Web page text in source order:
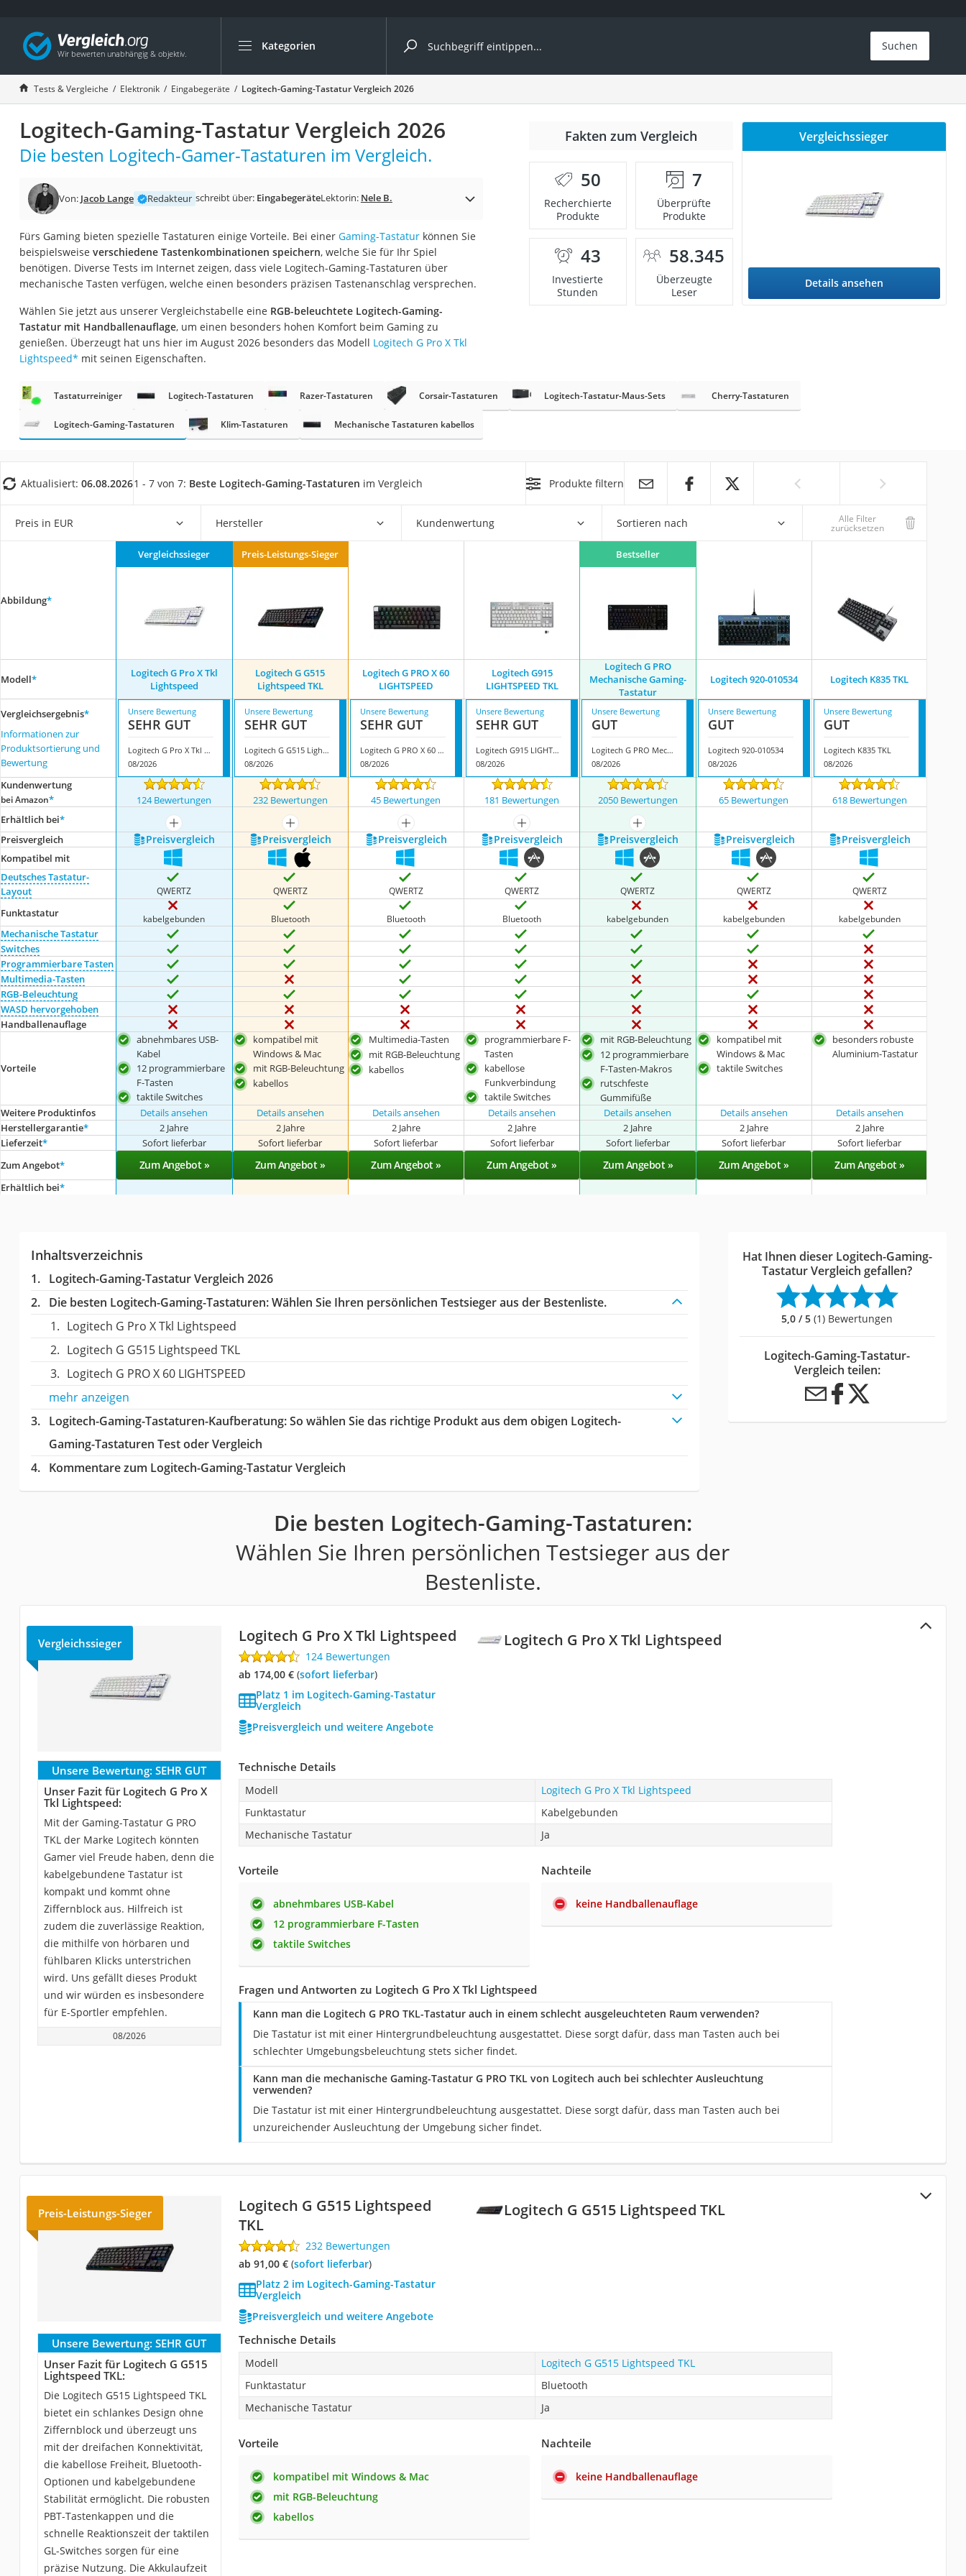
Kategorien
Die beliebtesten Vergleiche nach Kategorie
Elektronik
Powerstation
Monitor 32 Zoll 4K
Fernseher
Desktop-PC
Diascanner
Laser-Multifunktionsdrucker
Powerline-Adapter
Powerstation mit Solarpanel
Gaming-PC
Satellitenschüssel
Gaming-Headset
Ladekabel Typ 2 Schuko
Lichtwecker
Acer Aspire
Service
Suchen
Tests & Vergleiche Elektronik Eingabegeräte Logitech-Gaming-Tastatur Vergleich 2026
Logitech-Gaming-Tastatur Vergleich 2026
Die besten Logitech-Gamer-Tastaturen im Vergleich.
Von: Jacob Lange Redakteur schreibt über: EingabegeräteLektorin: Nele B.
Fürs Gaming bieten spezielle Tastaturen einige Vorteile. Bei einer Gaming-Tastaturkönnen Sie
beispielsweise verschiedene Tastenkombinationen speichern, welche Sie für Ihr Spiel
benötigen. Diverse Tests im Internet zeigen, dass viele Logitech-Gaming-Tastaturen über
mechanische Tasten verfügen, welche einen besonders präzisen Tastenanschlag versprechen.
Wählen Sie jetzt aus unserer Vergleichstabelle eine RGB-beleuchtete Logitech-Gaming-
Tastatur mit Handballenauflage, um einen besonders hohen Komfort beim Gaming zu
genießen. Überzeugt hat uns hier im August 2026 besonders das Modell Logitech G Pro X Tkl
Lightspeed* mit seinen Eigenschaften.
Fakten zum Vergleich
50
Recherchierte
Produkte
7
Überprüfte
Produkte
43
Investierte
Stunden
58.345
Überzeugte
Leser
Vergleichssieger
Details ansehen
Tastaturreiniger Logitech-Tastaturen Razer-Tastaturen Corsair-Tastaturen Logitech-Tastatur-Maus-Sets Cherry-Tastaturen
Logitech-Gaming-Tastaturen Klim-Tastaturen Mechanische Tastaturen kabellos
Aktualisiert: 06.08.20261 - 7 von 7: Beste Logitech-Gaming-Tastaturen im Vergleich Produkte filtern
Preis in EUR Hersteller Kundenwertung Sortieren nach Alle Filter
zurücksetzen
Abbildung*
Vergleichssieger Preis-Leistungs-Sieger Bestseller
Modell*
Logitech G Pro X Tkl
Lightspeed
Logitech G G515
Lightspeed TKL
Logitech G PRO X 60
LIGHTSPEED
Logitech G915
LIGHTSPEED TKL
Logitech G PRO
Mechanische Gaming-
Tastatur
Logitech ‎920-010534 Logitech K835 TKL
Vergleichsergebnis*
Informationen zur
Produktsortierung und
Bewertung
Unsere Bewertung
SEHR GUT
Logitech G Pro X Tkl Lightspeed
08/2026
Unsere Bewertung
SEHR GUT
Logitech G G515 Lightspeed TKL
08/2026
Unsere Bewertung
SEHR GUT
Logitech G PRO X 60 LIGHTSPEED
08/2026
Unsere Bewertung
SEHR GUT
Logitech G915 LIGHTSPEED TKL
08/2026
Unsere Bewertung
GUT
Logitech G PRO Mechanische Gaming-Tastatur
08/2026
Unsere Bewertung
GUT
Logitech ‎920-010534
08/2026
Unsere Bewertung
GUT
Logitech K835 TKL
08/2026
Kundenwertung
bei Amazon* 124 Bewertungen 232 Bewertungen 45 Bewertungen 181 Bewertungen 2050 Bewertungen 65 Bewertungen
618 Bewertungen
Erhältlich bei*
mehr anzeigen mehr anzeigen mehr anzeigen mehr anzeigen
mehr anzeigen
Preis­vergleich
Preis­vergleich Preis­vergleich Preis­vergleich Preis­vergleich Preis­vergleich Preis­vergleich Preis­vergleich
Kompatibel mit
Deutsches Tastatur-
Layout
QWERTZ QWERTZ QWERTZ QWERTZ QWERTZ QWERTZ QWERTZ
Funktastatur kabelgebunden Bluetooth Bluetooth Bluetooth kabelgebunden kabelgebunden kabelgebunden
Mechanische Tastatur
Switches
Programmierbare Tasten
Multimedia-Tasten
RGB-Beleuchtung
WASD hervorgehoben
Handballenauflage
Vorteile
abnehmbares USB-
Kabel
12 programmierbare
F-Tasten
taktile Switches
kompatibel mit
Windows & Mac
mit RGB-Beleuchtung
kabellos
Multimedia-Tasten
mit RGB-Beleuchtung
kabellos
programmierbare F-
Tasten
kabellose
Funkverbindung
taktile Switches
mit RGB-Beleuchtung
12 programmierbare
F-Tasten-Makros
rutschfeste
Gummifüße
kompatibel mit
Windows & Mac
taktile Switches
besonders robuste
Aluminium-Tastatur
Weitere Produktinfos Details ansehen Details ansehen Details ansehen Details ansehen Details ansehen Details ansehen
Details ansehen
Herstellergarantie* 2 Jahre 2 Jahre 2 Jahre 2 Jahre 2 Jahre 2 Jahre
2 Jahre
Lieferzeit* Sofort lieferbar Sofort lieferbar Sofort lieferbar Sofort lieferbar Sofort lieferbar Sofort lieferbar
Sofort lieferbar
Zum Angebot* Zum Angebot » Zum Angebot » Zum Angebot » Zum Angebot » Zum Angebot » Zum Angebot » Zum Angebot »
Erhältlich bei*
Inhaltsverzeichnis
Logitech-Gaming-Tastatur Vergleich 2026
Die besten Logitech-Gaming-Tastaturen:Wählen Sie Ihren persönlichen Testsieger aus der Bestenliste.
Logitech G Pro X Tkl Lightspeed
Logitech G G515 Lightspeed TKL
Logitech G PRO X 60 LIGHTSPEED
mehr anzeigen
Logitech-Gaming-Tastaturen-Kaufberatung: So wählen Sie das richtige Produkt aus dem obigen Logitech-
Gaming-Tastaturen Test oder Vergleich
Kommentare zum Logitech-Gaming-Tastatur Vergleich
Hat Ihnen dieser Logitech-Gaming-
Tastatur Vergleich gefallen?
5,0 / 5 (1) Bewertungen
Logitech-Gaming-Tastatur-
Vergleich teilen:
Die besten Logitech-Gaming-Tastaturen:
Wählen Sie Ihren persönlichen Testsieger aus der
Bestenliste.
Logitech G Pro X Tkl Lightspeed
Vergleichssieger Logitech G Pro X Tkl Lightspeed
124 Bewertungen
ab 174,00 €( Sofort lieferbar)
Platz 1 im Logitech-Gaming-Tastatur
Vergleich
Preisvergleich und weitere Angebote
Unsere Bewertung: SEHR GUT
Unser Fazit für Logitech G Pro X
Tkl Lightspeed:
Mit der Gaming-Tastatur G PRO
TKL der Marke Logitech könnten
Gamer viel Freude haben, denn die
kabelgebundene Tastatur ist
kompakt und kommt ohne
Ziffernblock aus. Hilfreich ist
zudem die zuverlässige Reaktion,
die mithilfe von hörbaren und
fühlbaren Klicks unterstrichen
wird. Uns gefällt dieses Produkt
und wir würden es insbesondere
für E-Sportler empfehlen.
08/2026
Technische Details
Modell
Logitech G Pro X Tkl Lightspeed
Funktastatur
Kabelgebunden
Mechanische Tastatur
Ja
Vorteile
abnehmbares USB-Kabel
12 programmierbare F-Tasten
taktile Switches
Nachteile
keine Handballenauflage
Fragen und Antworten zu Logitech G Pro X Tkl Lightspeed
Kann man die Logitech G PRO TKL-Tastatur auch in einem schlecht ausgeleuchteten Raum verwenden?
Die Tastatur ist mit einer Hintergrundbeleuchtung ausgestattet. Diese sorgt dafür, dass man Tasten auch bei
schlechter Umgebungsbeleuchtung stets sicher findet.
Kann man die mechanische Gaming-Tastatur G PRO TKL von Logitech auch bei schlechter Ausleuchtung
verwenden?
Die Tastatur ist mit einer Hintergrundbeleuchtung ausgestattet. Diese sorgt dafür, dass man Tasten auch bei
unzureichender Ausleuchtung der Umgebung sicher findet.
Logitech G G515 Lightspeed TKL
Preis-Leistungs-Sieger
Logitech G G515 Lightspeed
TKL
232 Bewertungen
ab 91,00 €( Sofort lieferbar)
Platz 2 im Logitech-Gaming-Tastatur
Vergleich
Preisvergleich und weitere Angebote
Unsere Bewertung: SEHR GUT
Unser Fazit für Logitech G G515
Lightspeed TKL:
Die Logitech G515 Lightspeed TKL
bietet ein schlankes Design ohne
Ziffernblock und überzeugt uns
mit der dreifachen Konnektivität,
die kabellose Freiheit, Bluetooth-
Optionen und kabelgebundene
Stabilität ermöglicht. Die robusten
PBT-Tastenkappen und die
schnelle Reaktionszeit der taktilen
GL-Switches sorgen für eine
präzise Nutzung. Die Akkulaufzeit
Technische Details
Modell
Logitech G G515 Lightspeed TKL
Funktastatur
Bluetooth
Mechanische Tastatur
Ja
Vorteile
kompatibel mit Windows & Mac
mit RGB-Beleuchtung
kabellos
Nachteile
keine Handballenauflage